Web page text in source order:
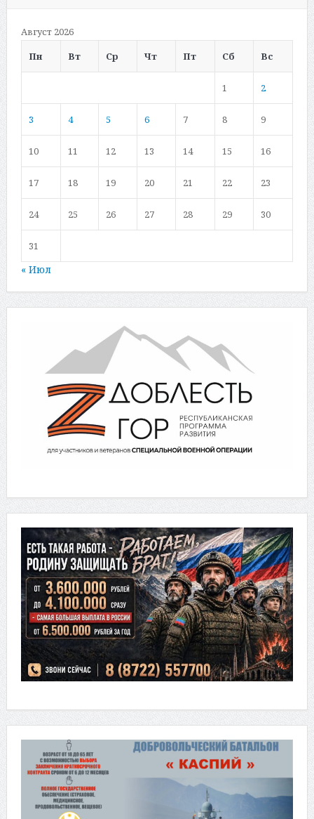
Август 2026
Пн
Вт Ср Чт Пт Сб Вс
1 2
3 4 5 6 7 8 9
10 11 12 13 14 15 16
17 18 19 20 21 22 23
24 25 26 27 28 29 30
31
« Июл